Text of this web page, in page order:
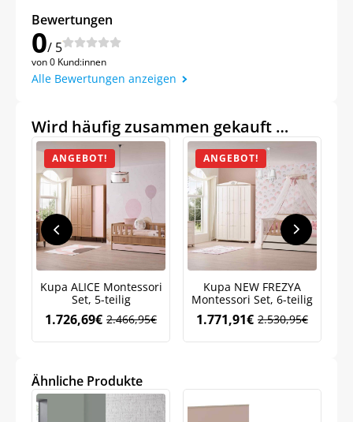
Bewertungen
0/ 5
von 0 Kund:innen
Alle Bewertungen anzeigen
Wird häufig zusammen gekauft …
ANGEBOT!
Kupa ALICE Montessori
Set, 5-teilig
2.466,95€
Ursprünglicher
Preis
1.726,69€Aktueller
Preis
ANGEBOT!
Kupa NEW FREZYA
Montessori Set, 6-teilig
2.530,95€
Ursprünglicher
Preis
1.771,91€Aktueller
Preis
Ähnliche Produkte
Jetzt5% Rabatt
auf Ihre erste Bestellung sichern!
Bleiben Sie auf dem Laufenden über